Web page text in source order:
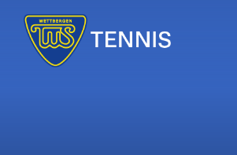
Inhalt
springen